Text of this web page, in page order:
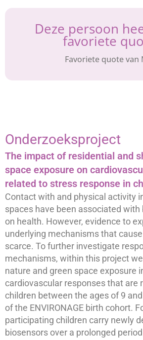
Deze persoon
favoriete
Favoriete quote van
Onderzoeksproject
The impact of residential and
space exposure on
related to stress response in
Contact with and physical activity
spaces have been associated
on health. However, evidence to
underlying mechanisms that
scarce. To further investigate
mechanisms, within this project
nature and green space exposure
cardiovascular responses that are
children between the ages of 9
of the ENVIRONAGE birth cohort.
participating children carry newly
biosensors over a prolonged